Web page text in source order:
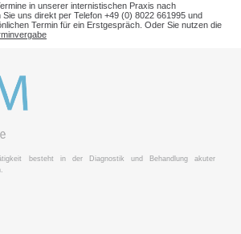
in unserer internistischen Praxis nach
uns direkt per Telefon +49 (0) 8022 661995 und
Termin für ein Erstgespräch. Oder Sie nutzen die
besteht in der Diagnostik und Behandlung akuter